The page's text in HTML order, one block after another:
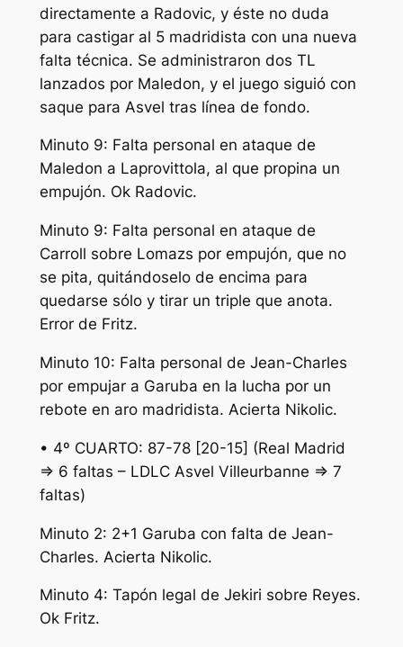
directamente a Radovic, y éste no duda
para castigar al 5 madridista con una nueva
falta técnica. Se administraron dos TL
lanzados por Maledon, y el juego siguió con
saque para Asvel tras línea de fondo.
Minuto 9: Falta personal en ataque de
Maledon a Laprovittola, al que propina un
empujón. Ok Radovic.
Minuto 9: Falta personal en ataque de
Carroll sobre Lomazs por empujón, que no
se pita, quitándoselo de encima para
quedarse sólo y tirar un triple que anota.
Error de Fritz.
Minuto 10: Falta personal de Jean-Charles
por empujar a Garuba en la lucha por un
rebote en aro madridista. Acierta Nikolic.
• 4º CUARTO: 87-78 [20-15] (Real Madrid
=> 6 faltas – LDLC Asvel Villeurbanne => 7
faltas)
Minuto 2: 2+1 Garuba con falta de Jean-
Charles. Acierta Nikolic.
Minuto 4: Tapón legal de Jekiri sobre Reyes.
Ok Fritz.